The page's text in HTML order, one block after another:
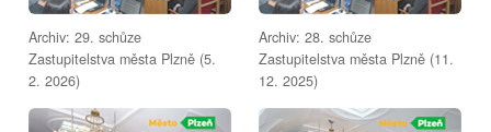
Archiv: 29. schůze
Zastupitelstva města Plzně (5.
2. 2026)
Archiv: 28. schůze
Zastupitelstva města Plzně (11.
12. 2025)